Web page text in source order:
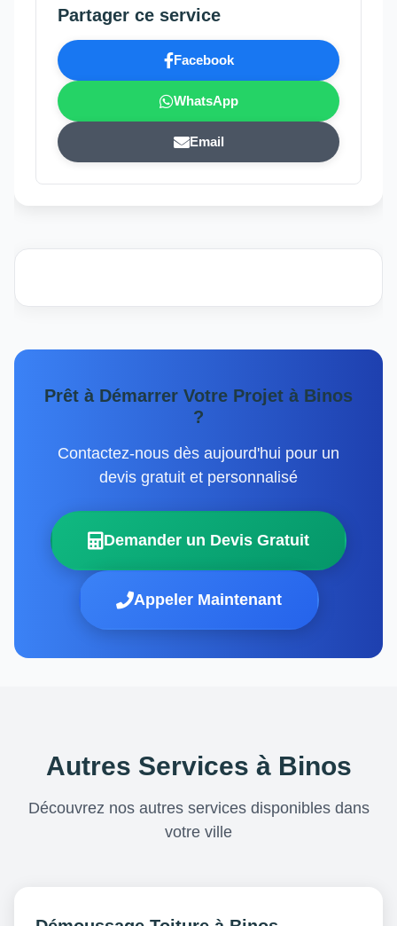
Partager ce service
Facebook
WhatsApp
Email
Prêt à Démarrer Votre Projet à Binos
?
Contactez-nous dès aujourd'hui pour un
devis gratuit et personnalisé
Demander un Devis Gratuit
Appeler Maintenant
Autres Services à Binos
Découvrez nos autres services disponibles dans
votre ville